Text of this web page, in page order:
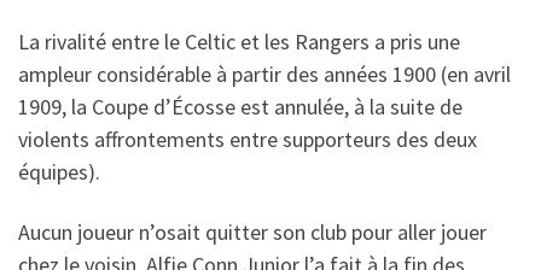
La rivalité entre le Celtic et les Rangers a pris une
ampleur considérable à partir des années 1900 (en avril
1909, la Coupe d’Écosse est annulée, à la suite de
violents affrontements entre supporteurs des deux
équipes).
Aucun joueur n’osait quitter son club pour aller jouer
chez le voisin. Alfie Conn Junior l’a fait à la fin des